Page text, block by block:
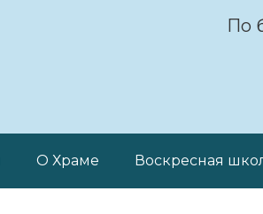
По
О Храме Воскресная